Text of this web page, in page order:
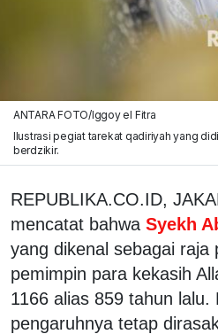
ANTARA FOTO/Iggoy el Fitra
Ilustrasi pegiat tarekat qadiriyah yang
berdzikir.
REPUBLIKA.CO.ID,
mencatat bahwa Syekh
yang dikenal sebagai raja
pemimpin para kekasih
1166 alias 859 tahun lalu.
pengaruhnya tetap